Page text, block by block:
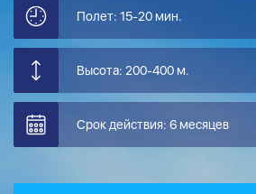
Полет: 15-20 мин.
Высота: 200-400 м.
Срок действия: 6 месяцев